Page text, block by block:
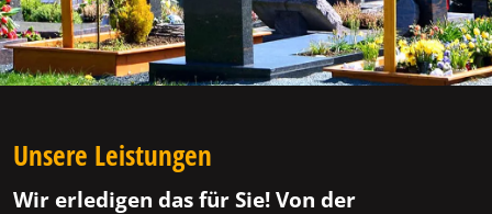
Unsere Leistungen
Wir erledigen das für Sie! Von der